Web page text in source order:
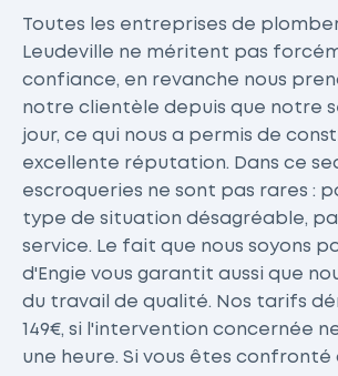
Toutes les entreprises de
Leudeville ne méritent pas
confiance, en revanche nous
notre clientèle depuis que notre
jour, ce qui nous a permis de
excellente réputation. Dans ce
escroqueries ne sont pas rares :
type de situation désagréable,
service. Le fait que nous soyons
d'Engie vous garantit aussi que
du travail de qualité. Nos tarifs
149€, si l'intervention concernée
une heure. Si vous êtes confronté